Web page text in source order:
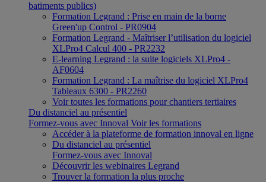
batiments publics)
Formation Legrand : Prise en main de la borne
Green'up Control - PR0904
Formation Legrand - Maîtriser l’utilisation du logiciel
XLPro4 Calcul 400 - PR2232
E-learning Legrand : la suite logiciels XLPro4 -
AF0604
Formation Legrand : La maîtrise du logiciel XLPro4
Tableaux 6300 - PR2260
Voir toutes les formations pour chantiers tertiaires
Du distanciel au présentiel
Formez-vous avec Innoval Voir les formations
Accéder à la plateforme de formation innoval en ligne
Du distanciel au présentiel
Formez-vous avec Innoval
Découvrir les webinaires Legrand
Trouver la formation la plus proche